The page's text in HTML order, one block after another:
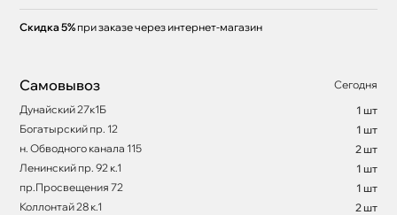
Скидка 5% при заказе через интернет-магазин
Самовывоз
Сегодня
Дунайский 27к1Б
1 шт
Богатырский пр. 12
1 шт
н. Обводного канала 115
2 шт
Ленинский пр. 92 к.1
1 шт
пр.Просвещения 72
1 шт
Коллонтай 28 к.1
2 шт